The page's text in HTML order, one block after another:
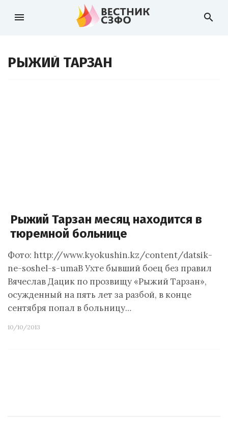
menu search
РЫЖИЙ ТАРЗАН
Рыжий Тарзан месяц находится в
тюремной больнице
Фото: http://www.kyokushin.kz/content/datsik-
ne-soshel-s-umaВ Ухте бывший боец без правил
Вячеслав Дацик по прозвищу «Рыжий Тарзан»,
осужденный на пять лет за разбой, в конце
сентября попал в больницу…
10/10/2013